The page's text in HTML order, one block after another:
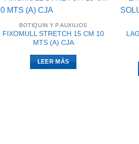
BOTIQUIN Y P.AUXILIOS
FIXOMULL STRETCH 15 CM 10
MTS (A) CJA
LEER MÁS